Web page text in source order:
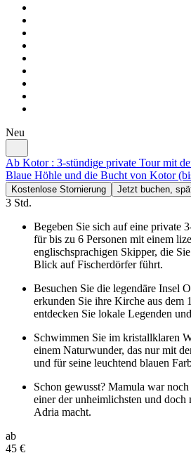
Neu
Ab Kotor : 3-stündige private Tour mit
Blaue Höhle und die Bucht von Kotor
Kostenlose Stornierung Jetzt buchen,
3 Std.
Begeben Sie sich auf eine private
für bis zu 6 Personen mit einem
englischsprachigen Skipper, die
Blick auf Fischerdörfer führt.
Besuchen Sie die legendäre Insel
erkunden Sie ihre Kirche aus dem
entdecken Sie lokale Legenden
Schwimmen Sie im kristallklaren
einem Naturwunder, das nur mit
und für seine leuchtend blauen
Schon gewusst? Mamula war
einer der unheimlichsten und doch
Adria macht.
ab
45 €